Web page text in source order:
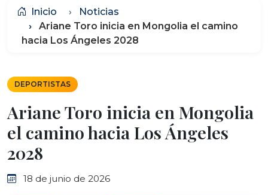
Inicio
Noticias
Ariane Toro inicia en Mongolia el camino
hacia Los Ángeles 2028
DEPORTISTAS
Ariane Toro inicia en Mongolia
el camino hacia Los Ángeles
2028
18 de junio de 2026